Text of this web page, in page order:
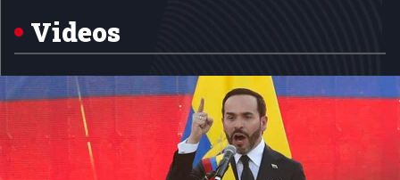
Videos